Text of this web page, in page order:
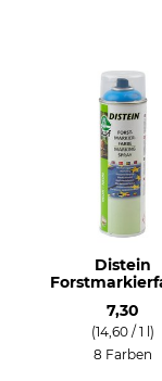
Distein
7,30
(14,60 / 1 l)
8 Farben